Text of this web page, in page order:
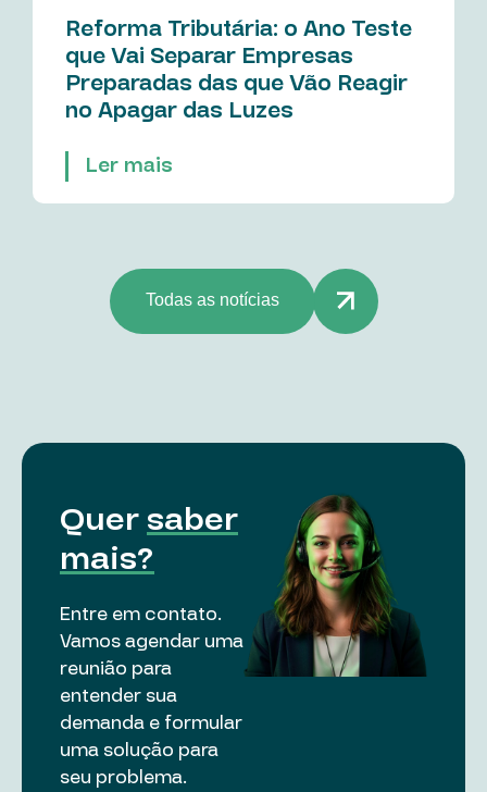
Reforma Tributária: o Ano Teste
que Vai Separar Empresas
Preparadas das que Vão Reagir
no Apagar das Luzes
Ler mais
Todas as notícias
Quersaber
mais?
Entre em contato.
Vamos agendar uma
reunião para
entender sua
demanda e formular
uma solução para
seu problema.